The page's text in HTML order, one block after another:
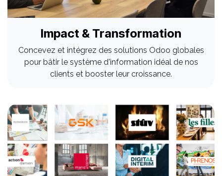
Impact & Transformation
Concevez et intégrez des solutions Odoo globales
pour bâtir le système d'information idéal de nos
clients et booster leur croissance.